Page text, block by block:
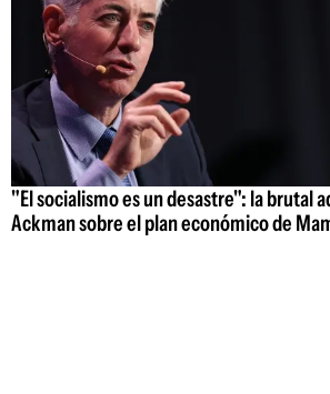
"El socialismo es un desastre": la brutal
Ackman sobre el plan económico de